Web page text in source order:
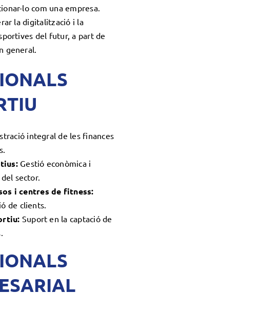
lo com una empresa.
la digitalització i la
del futur, a part de
general.
integral de les finances
Gestió econòmica i
sector.
i centres de fitness:
de clients.
Suport en la captació de